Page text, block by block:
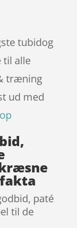
tubidog
til alle
træning
ud med
paté
til de